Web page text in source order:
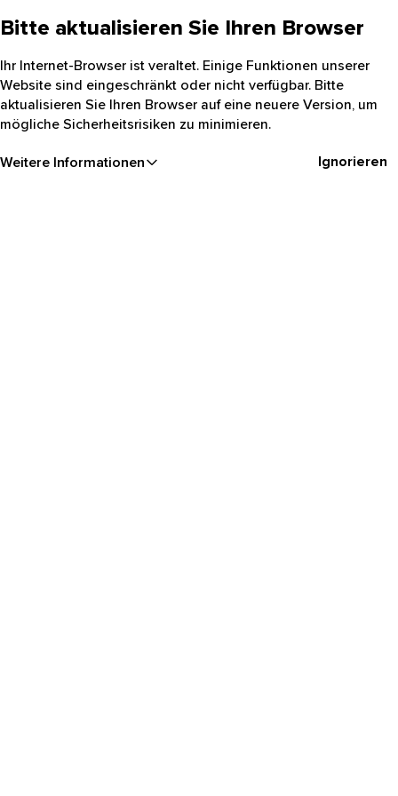
Bitte aktualisieren Sie Ihren Browser
Ihr Internet-Browser ist veraltet. Einige Funktionen unserer
Website sind eingeschränkt oder nicht verfügbar. Bitte
aktualisieren Sie Ihren Browser auf eine neuere Version, um
mögliche Sicherheitsrisiken zu minimieren.
Weitere Informationen Ignorieren